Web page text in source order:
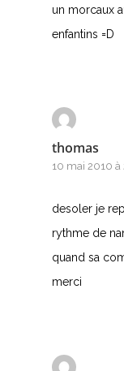
un morcaux
enfantins =D
thomas
10 mai 2010
desoler je
rythme de
quand sa
merci